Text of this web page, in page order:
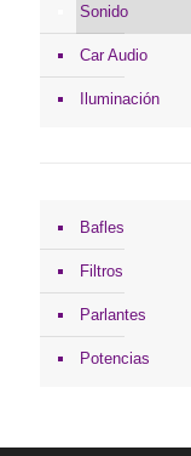
Sonido
Car Audio
Iluminación
Bafles
Filtros
Parlantes
Potencias